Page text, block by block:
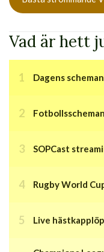
Vad är hett
Dagens
SOPCast
Rugby World
Live